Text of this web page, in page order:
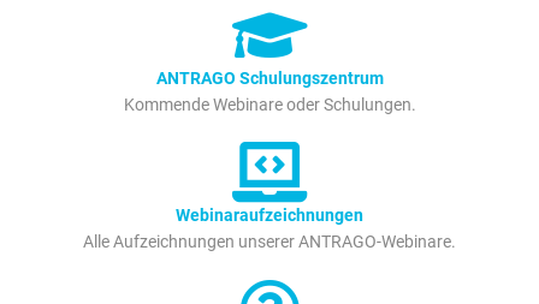
ANTRAGO Schulungszentrum
Kommende Webinare oder Schulungen.
Webinaraufzeichnungen
Alle Aufzeichnungen unserer ANTRAGO-Webinare.